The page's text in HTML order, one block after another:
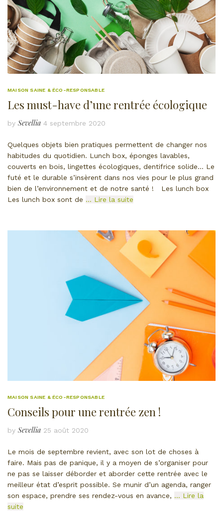
MAISON SAINE & ÉCO-RESPONSABLE
Les must-have d’une rentrée écologique
by Sevellia 4 septembre 2020
Quelques objets bien pratiques permettent de changer nos
habitudes du quotidien. Lunch box, éponges lavables,
couverts en bois, lingettes écologiques, dentifrice solide… Le
futé et le durable s’insèrent dans nos vies pour le plus grand
bien de l’environnement et de notre santé ! Les lunch box
Les lunch box sont de … Lire la suite
MAISON SAINE & ÉCO-RESPONSABLE
Conseils pour une rentrée zen !
by Sevellia 25 août 2020
Le mois de septembre revient, avec son lot de choses à
faire. Mais pas de panique, il y a moyen de s’organiser pour
ne pas se laisser déborder et aborder cette rentrée avec le
meilleur état d’esprit possible. Se munir d’un agenda, ranger
son espace, prendre ses rendez-vous en avance, … Lire la
suite